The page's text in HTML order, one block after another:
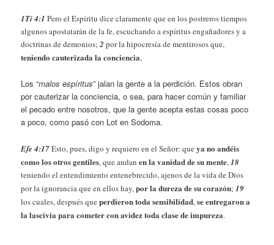
1Ti 4:1Pero el Espíritu dice claramente que en los postreros tiempos
algunos apostatarán de la fe, escuchando a espíritus engañadores y a
doctrinas de demonios;2 por la hipocresía de mentirosos que,
teniendo cauterizada la conciencia,
Los “malos espíritus” jalan la gente a la perdición. Estos obran
por cauterizar la conciencia, o sea, para hacer común y familiar
el pecado entre nosotros, que la gente acepta estas cosas poco
a poco, como pasó con Lot en Sodoma.
Efe 4:17Esto, pues, digo y requiero en el Señor: queya no andéis
como los otros gentiles, que andanen la vanidad de su mente, 18
teniendo el entendimiento entenebrecido, ajenos de la vida de Dios
por la ignorancia que en ellos hay,por la dureza de su corazón; 19
los cuales, después queperdieron toda sensibilidad,se entregaron a
la lascivia para cometer con avidez toda clase de impureza.